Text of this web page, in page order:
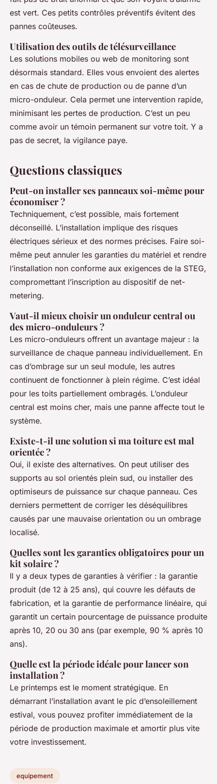
est vert. Ces petits contrôles préventifs évitent des
pannes coûteuses.
Utilisation des outils de télésurveillance
Les solutions mobiles ou web de monitoring sont
désormais standard. Elles vous envoient des alertes
en cas de chute de production ou de panne d’un
micro-onduleur. Cela permet une intervention rapide,
minimisant les pertes de production. C’est un peu
comme avoir un témoin permanent sur votre toit. Y a
pas de secret, la vigilance paye.
Questions classiques
Peut-on installer ses panneaux soi-même pour
économiser ?
Techniquement, c’est possible, mais fortement
déconseillé. L’installation implique des risques
électriques sérieux et des normes précises. Faire soi-
même peut annuler les garanties du matériel et rendre
l’installation non conforme aux exigences de la STEG,
compromettant l’inscription au dispositif de net-
metering.
Vaut-il mieux choisir un onduleur central ou
des micro-onduleurs ?
Les micro-onduleurs offrent un avantage majeur : la
surveillance de chaque panneau individuellement. En
cas d’ombrage sur un seul module, les autres
continuent de fonctionner à plein régime. C’est idéal
pour les toits partiellement ombragés. L’onduleur
central est moins cher, mais une panne affecte tout le
système.
Existe-t-il une solution si ma toiture est mal
orientée ?
Oui, il existe des alternatives. On peut utiliser des
supports au sol orientés plein sud, ou installer des
optimiseurs de puissance sur chaque panneau. Ces
derniers permettent de corriger les déséquilibres
causés par une mauvaise orientation ou un ombrage
localisé.
Quelles sont les garanties obligatoires pour un
kit solaire ?
Il y a deux types de garanties à vérifier : la garantie
produit (de 12 à 25 ans), qui couvre les défauts de
fabrication, et la garantie de performance linéaire, qui
garantit un certain pourcentage de puissance produite
après 10, 20 ou 30 ans (par exemple, 90 % après 10
ans).
Quelle est la période idéale pour lancer son
installation ?
Le printemps est le moment stratégique. En
démarrant l’installation avant le pic d’ensoleillement
estival, vous pouvez profiter immédiatement de la
période de production maximale et amortir plus vite
votre investissement.
equipement